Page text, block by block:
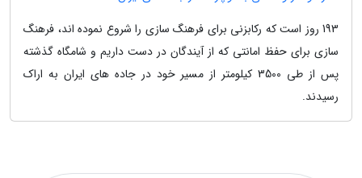
193 روز است که رکابزنی برای فرهنگ سازی را شروع نموده اند، فرهنگ
سازی برای حفظ امانتی که از آیندگان در دست داریم و شامگاه گذشته
پس از طی 3500 کیلومتر از مسیر خود در جاده های ایران به اراک
رسیدند.